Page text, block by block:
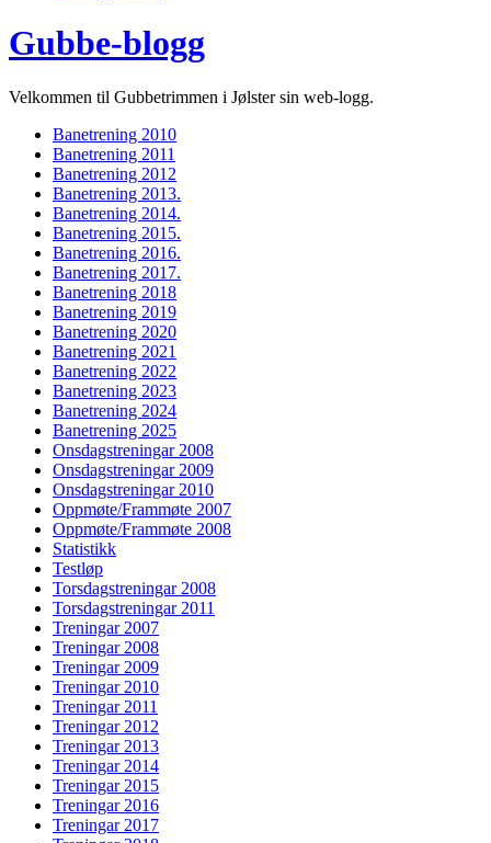
Gubbe-blogg
Velkommen til Gubbetrimmen i Jølster sin web-logg.
Banetrening 2010
Banetrening 2011
Banetrening 2012
Banetrening 2013.
Banetrening 2014.
Banetrening 2015.
Banetrening 2016.
Banetrening 2017.
Banetrening 2018
Banetrening 2019
Banetrening 2020
Banetrening 2021
Banetrening 2022
Banetrening 2023
Banetrening 2024
Banetrening 2025
Onsdagstreningar 2008
Onsdagstreningar 2009
Onsdagstreningar 2010
Oppmøte/Frammøte 2007
Oppmøte/Frammøte 2008
Statistikk
Testløp
Torsdagstreningar 2008
Torsdagstreningar 2011
Treningar 2007
Treningar 2008
Treningar 2009
Treningar 2010
Treningar 2011
Treningar 2012
Treningar 2013
Treningar 2014
Treningar 2015
Treningar 2016
Treningar 2017